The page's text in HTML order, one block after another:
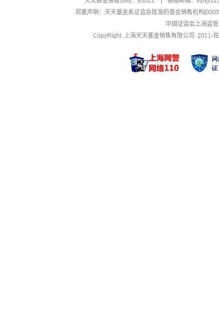
郑重声明： 天天基金系证监会批准的基金销售机构
中国证监会上海监
CopyRight 上海天天基金销售有限公司 2011-